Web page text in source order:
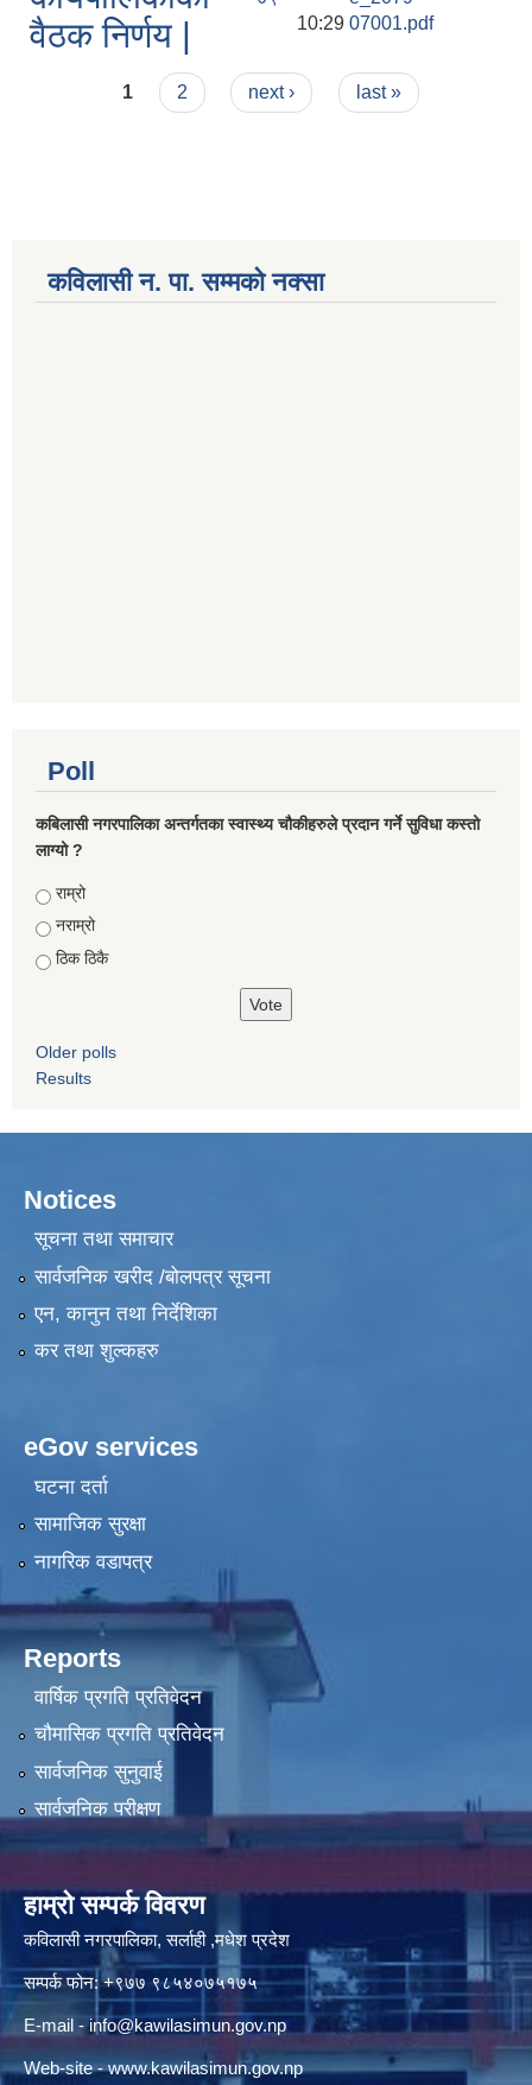
वैठक निर्णय |
10:29 07001.pdf
Pages
1 2 next › last »
कविलासी न. पा. सम्मकाे नक्सा
Poll
कबिलासी नगरपालिका अन्तर्गतका स्वास्थ्य चौकीहरुले प्रदान गर्ने सुविधा कस्तो
लाग्यो ?
Choices
राम्रो
नराम्रो
ठिक ठिकै
Older polls
Results
Notices
सूचना तथा समाचार
सार्वजनिक खरीद /बोलपत्र सूचना
एन, कानुन तथा निर्देशिका
कर तथा शुल्कहरु
eGov services
घटना दर्ता
सामाजिक सुरक्षा
नागरिक वडापत्र
Reports
वार्षिक प्रगति प्रतिवेदन
चौमासिक प्रगति प्रतिवेदन
सार्वजनिक सुनुवाई
सार्वजनिक परीक्षण
हाम्रो सम्पर्क विवरण
कविलासी नगरपालिका, सर्लाही ,मधेश प्रदेश
सम्पर्क फोन: +९७७ ९८५४०७५१७५
E-mail -info@kawilasimun.gov.np
Web-site -www.kawilasimun.gov.np